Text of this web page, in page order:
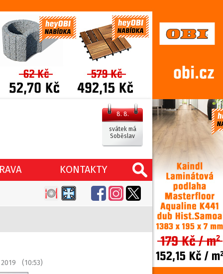
8. 8.
svátek má
Soběslav
KONTAKTY
2019 (10:53)